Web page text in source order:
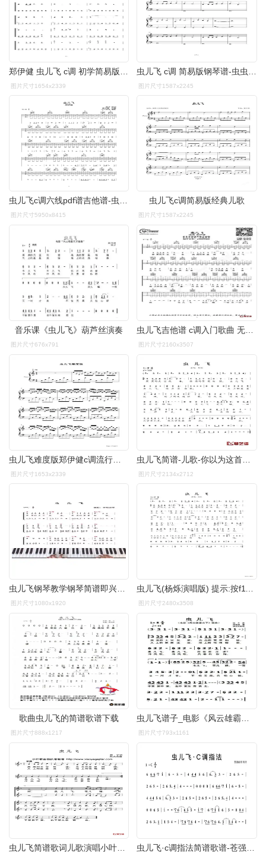
图片尺寸1654x2339 图片尺寸1587x2245
虫儿飞c调六线pdf谱吉他谱-虫虫吉他谱免费下载
图片尺寸5950x8415
虫儿飞c调简易版经典儿歌
图片尺寸1587x2245
音乐课《虫儿飞》葫芦丝演奏
图片尺寸676x791 图片尺寸2160x3507
图片尺寸1653x2339 图片尺寸2134x2712
虫儿飞钢琴教学钢琴简谱即兴伴奏幼师儿歌抖音小助手dou小助手
图片尺寸1080x1920
虫儿飞(杨烁演唱版) 提示:按f11切换浏览器全屏模式.
图片尺寸2480x3508
歌曲虫儿飞的简谱歌谱下载
图片尺寸888x1217 图片尺寸793x1161